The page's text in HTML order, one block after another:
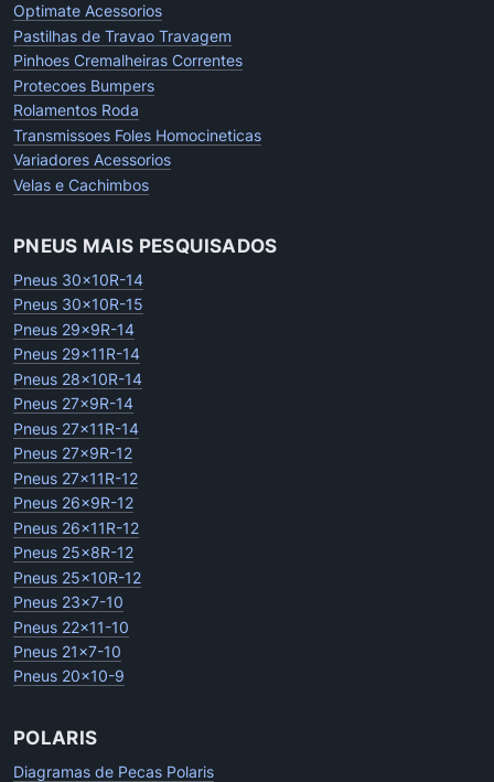
Optimate Acessorios
Pastilhas de Travao Travagem
Pinhoes Cremalheiras Correntes
Protecoes Bumpers
Rolamentos Roda
Transmissoes Foles Homocineticas
Variadores Acessorios
Velas e Cachimbos
PNEUS MAIS PESQUISADOS
Pneus 30x10R-14
Pneus 30x10R-15
Pneus 29x9R-14
Pneus 29x11R-14
Pneus 28x10R-14
Pneus 27x9R-14
Pneus 27x11R-14
Pneus 27x9R-12
Pneus 27x11R-12
Pneus 26x9R-12
Pneus 26x11R-12
Pneus 25x8R-12
Pneus 25x10R-12
Pneus 23x7-10
Pneus 22x11-10
Pneus 21x7-10
Pneus 20x10-9
POLARIS
Diagramas de Pecas Polaris